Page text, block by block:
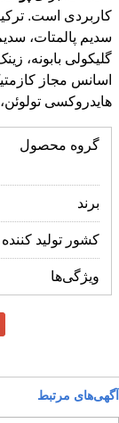
کاربردی است.
سدیم پالمتات،
گلیکولی بابونه،
اسانس مجاز
هایدروکسی
گروه محصول
برند
کشور تولید کننده
ویژگی‌ها
آگهی‌های مرتبط